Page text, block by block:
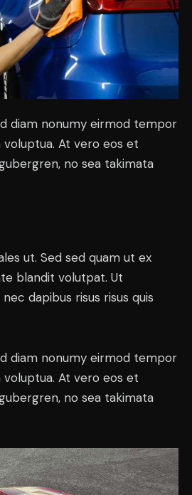
diam nonumy eirmod tempor
At vero eos et
no sea takimata
ut. Sed sed quam ut ex
blandit volutpat. Ut
dapibus risus risus quis
diam nonumy eirmod tempor
At vero eos et
no sea takimata